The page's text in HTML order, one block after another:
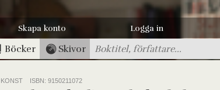
Skapa konto Logga in
Böcker Skivor
KONST ISBN: 9150211072